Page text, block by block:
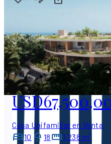
Casa Unifamiliar en Venta
10
18
1,238 m²